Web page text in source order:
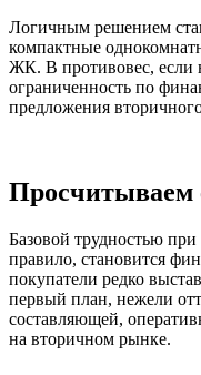
Логичным решением
компактные
ЖК. В противовес, если
ограниченность по
предложения
Базовой трудностью
правило, становится
покупатели редко
первый план, нежели
составляющей,
на вторичном рынке.